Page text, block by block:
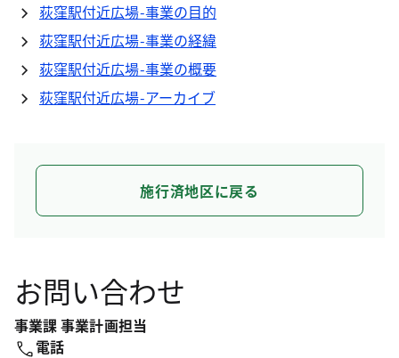
荻窪駅付近広場-事業の目的
荻窪駅付近広場-事業の経緯
荻窪駅付近広場-事業の概要
荻窪駅付近広場-アーカイブ
施行済地区に戻る
お問い合わせ
事業課 事業計画担当
電話